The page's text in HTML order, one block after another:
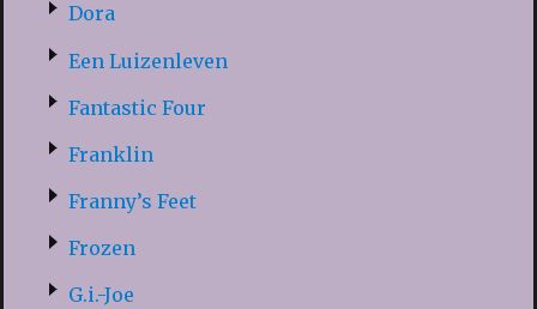
Dora
Een Luizenleven
Fantastic Four
Franklin
Franny’s Feet
Frozen
G.i.-Joe